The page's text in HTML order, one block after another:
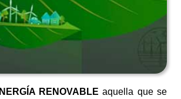
RENOVABLE aquella que se